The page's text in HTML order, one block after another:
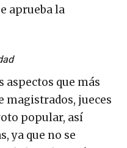
aprueba la
aspectos que más
magistrados, jueces
popular, así
ya que no se